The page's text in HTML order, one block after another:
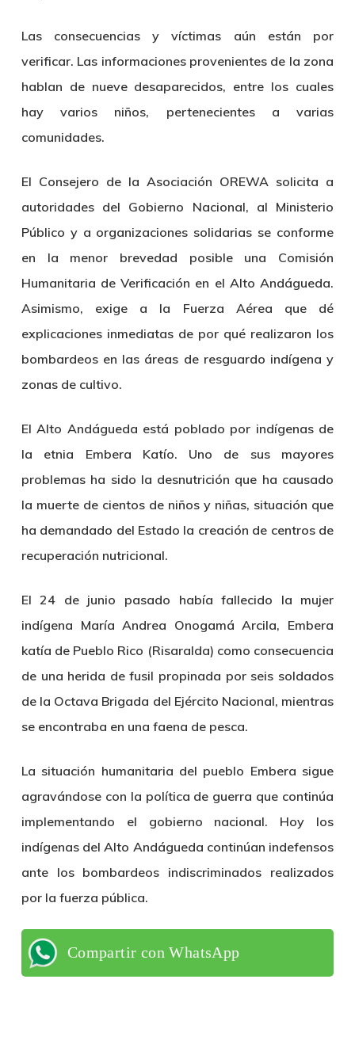
Las consecuencias y víctimas aún están por
verificar. Las informaciones provenientes de la zona
hablan de nueve desaparecidos, entre los cuales
hay varios niños, pertenecientes a varias
comunidades.
El Consejero de la Asociación OREWA solicita a
autoridades del Gobierno Nacional, al Ministerio
Público y a organizaciones solidarias se conforme
en la menor brevedad posible una Comisión
Humanitaria de Verificación en el Alto Andágueda.
Asimismo, exige a la Fuerza Aérea que dé
explicaciones inmediatas de por qué realizaron los
bombardeos en las áreas de resguardo indígena y
zonas de cultivo.
El Alto Andágueda está poblado por indígenas de
la etnia Embera Katío. Uno de sus mayores
problemas ha sido la desnutrición que ha causado
la muerte de cientos de niños y niñas, situación que
ha demandado del Estado la creación de centros de
recuperación nutricional.
El 24 de junio pasado había fallecido la mujer
indígena María Andrea Onogamá Arcila, Embera
katía de Pueblo Rico (Risaralda) como consecuencia
de una herida de fusil propinada por seis soldados
de la Octava Brigada del Ejército Nacional, mientras
se encontraba en una faena de pesca.
La situación humanitaria del pueblo Embera sigue
agravándose con la política de guerra que continúa
implementando el gobierno nacional. Hoy los
indígenas del Alto Andágueda continúan indefensos
ante los bombardeos indiscriminados realizados
por la fuerza pública.
Compartir con WhatsApp